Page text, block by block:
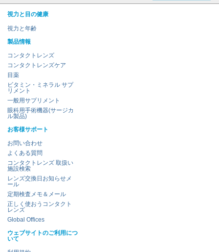
視力と目の健康
視力と年齢
製品情報
コンタクトレンズ
コンタクトレンズケア
目薬
ビタミン・ミネラル サプ
リメント
一般用サプリメント
眼科用手術機器(サージカ
ル製品)
お客様サポート
お問い合わせ
よくある質問
コンタクトレンズ 取扱い
施設検索
レンズ交換日お知らせメ
ール
定期検査メモ＆メール
正しく使おうコンタクト
レンズ
Global Offices
ウェブサイトのご利用につ
いて